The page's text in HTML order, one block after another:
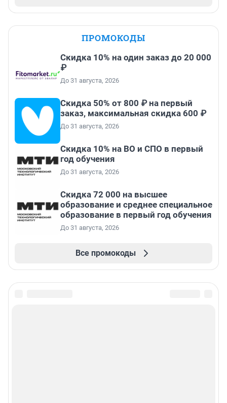
ПРОМОКОДЫ
Скидка 10% на один заказ до 20 000
₽
До 31 августа, 2026
Скидка 50% от 800 ₽ на первый
заказ, максимальная скидка 600 ₽
До 31 августа, 2026
Скидка 10% на ВО и СПО в первый
год обучения
До 31 августа, 2026
Скидка 72 000 на высшее
образование и среднее специальное
образование в первый год обучения
До 31 августа, 2026
Все промокоды